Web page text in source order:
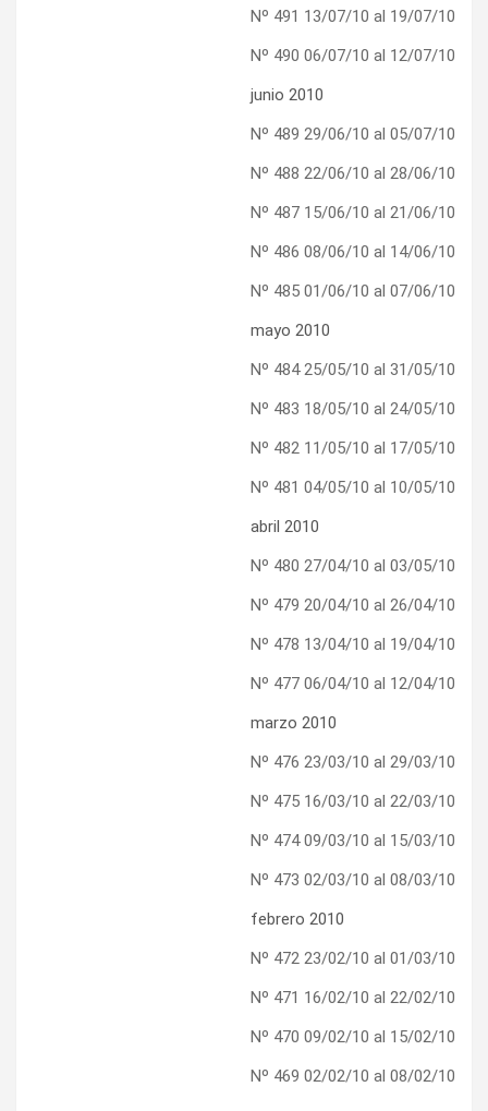
Nº 491 13/07/10 al 19/07/10
Nº 490 06/07/10 al 12/07/10
junio 2010
Nº 489 29/06/10 al 05/07/10
Nº 488 22/06/10 al 28/06/10
Nº 487 15/06/10 al 21/06/10
Nº 486 08/06/10 al 14/06/10
Nº 485 01/06/10 al 07/06/10
mayo 2010
Nº 484 25/05/10 al 31/05/10
Nº 483 18/05/10 al 24/05/10
Nº 482 11/05/10 al 17/05/10
Nº 481 04/05/10 al 10/05/10
abril 2010
Nº 480 27/04/10 al 03/05/10
Nº 479 20/04/10 al 26/04/10
Nº 478 13/04/10 al 19/04/10
Nº 477 06/04/10 al 12/04/10
marzo 2010
Nº 476 23/03/10 al 29/03/10
Nº 475 16/03/10 al 22/03/10
Nº 474 09/03/10 al 15/03/10
Nº 473 02/03/10 al 08/03/10
febrero 2010
Nº 472 23/02/10 al 01/03/10
Nº 471 16/02/10 al 22/02/10
Nº 470 09/02/10 al 15/02/10
Nº 469 02/02/10 al 08/02/10